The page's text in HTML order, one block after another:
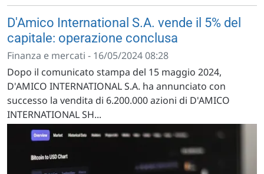
D'Amico International S.A. vende il 5% del
capitale: operazione conclusa
Finanza e mercati - 16/05/2024 08:28
Dopo il comunicato stampa del 15 maggio 2024,
D'AMICO INTERNATIONAL S.A. ha annunciato con
successo la vendita di 6.200.000 azioni di D'AMICO
INTERNATIONAL SH...